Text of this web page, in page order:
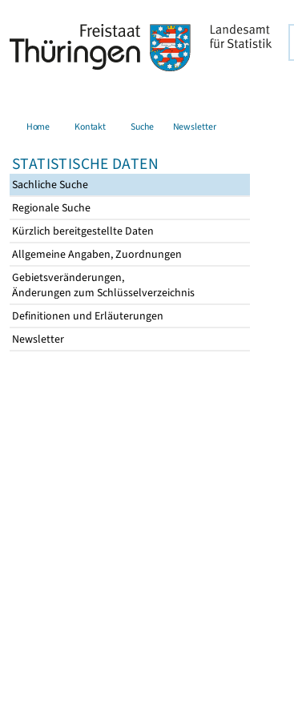
Home Kontakt Suche Newsletter
STATISTISCHE DATEN
Sachliche Suche
Regionale Suche
Kürzlich bereitgestellte Daten
Allgemeine Angaben, Zuordnungen
Gebietsveränderungen,
Änderungen zum Schlüsselverzeichnis
Definitionen und Erläuterungen
Newsletter